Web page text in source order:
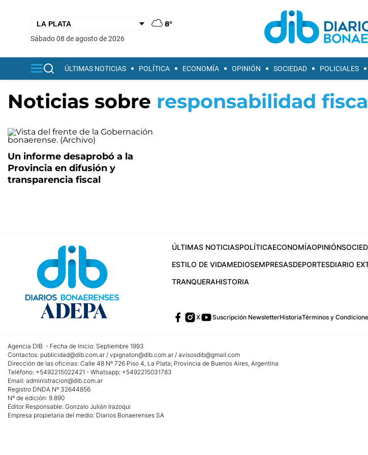
8°
sábado 08 de agosto de 2026
ÚLTIMAS NOTICIAS POLÍTICA ECONOMÍA OPINIÓN SOCIEDAD POLICIALES
Noticias sobre responsabilidad
Un informe desaprobó a la
Provincia en difusión y
transparencia fiscal
ÚLTIMAS NOTICIASPOLÍTICAECONOMÍAOPINIÓN
ESTILO DE VIDAMEDIOSEMPRESASDEPORTESDIARIO
TRANQUERAHISTORIA
X Suscripción NewsletterHistoriaTérminos y
Agencia DIB - Fecha de Inicio: Septiembre 1993
Contactos: publicidad@dib.com.ar / vpignaton@dib.com.ar / avisosdib@gmail.com
Dirección de las oficinas: Calle 48 Nº 726 Piso 4, La Plata; Provincia de Buenos Aires, Argentina
Teléfono: +5492215022421 - Whatsapp: +5492215031783
Email: administracion@dib.com.ar
Registro DNDA Nº 32644856
Nº de edición: 9.890
Editor Responsable: Gonzalo Julián Irazoqui
Empresa propietaria del medio: Diarios Bonaerenses SA